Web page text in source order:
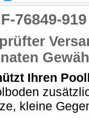
76849-
Ihren
kleine